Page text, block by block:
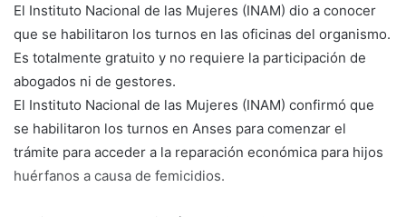
El Instituto Nacional de las Mujeres (INAM) dio a conocer
que se habilitaron los turnos en las oficinas del organismo.
Es totalmente gratuito y no requiere la participación de
abogados ni de gestores.
El Instituto Nacional de las Mujeres (INAM) confirmó que
se habilitaron los turnos en Anses para comenzar el
trámite para acceder a la reparación económica para hijos
huérfanos a causa de femicidios.